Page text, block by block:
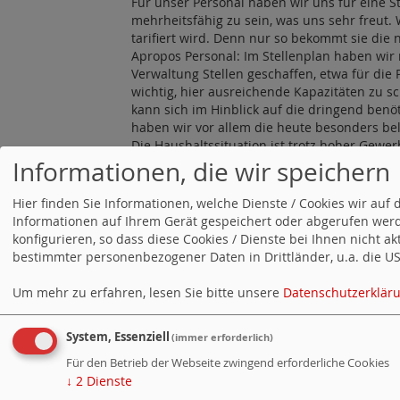
mehrheitsfähig zu sein, was uns sehr freut.
tarifiert wird. Denn nur so bekommt sie die
Apropos Personal: Im Stellenplan haben
Verwaltung Stellen geschaffen, etwa für die
wichtig, hier ausreichende Kapazitäten zu
kann sich im Hinblick auf die dringend
haben wir vor allem die heute besonders
Die Haushaltssituation ist trotz hoher
die Zukunft nicht umhin, uns wieder
Finanzplanung zu kommen. In diesem
Nachhaltigkeit stark machen. Dafür
das an den Nachhaltigkeitszielen orientiert
Investitionen sein. Denn eins ist klar: Die
bezüglich der Klimaneutralität stehen,
können.
Hierder Link zum Video auf Youtube (Kanal
Homepage SPD und Volt im Stuttgarter
Informationen, die wir speichern
Hier finden Sie Informationen, welche Dienste / Cookies wir
Informationen auf Ihrem Gerät gespeichert oder abgerufen
konfigurieren, so dass diese Cookies / Dienste bei Ihnen nicht
bestimmter personenbezogener Daten in Drittländer, u.a. die
Um mehr zu erfahren, lesen Sie bitte unsere
System, Essenziell (immer erforderlich)
Für den Betrieb der Webseite zwingend erforderliche Cookies
↓ 2 Dienste